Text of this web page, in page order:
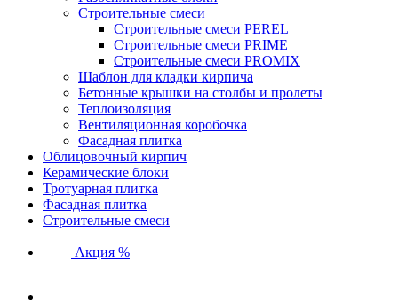
Строительные смеси
Строительные смеси PEREL
Строительные смеси PRIME
Строительные смеси PROMIX
Шаблон для кладки кирпича
Бетонные крышки на столбы и пролеты
Теплоизоляция
Вентиляционная коробочка
Фасадная плитка
Облицовочный кирпич
Керамические блоки
Тротуарная плитка
Фасадная плитка
Строительные смеси
Акция %